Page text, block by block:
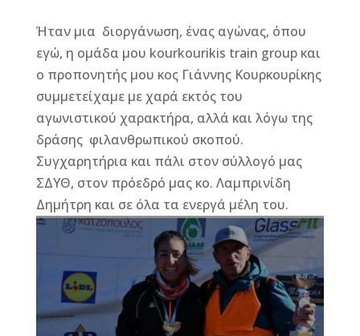
Ήταν μια διοργάνωση, ένας αγώνας, όπου
εγώ, η ομάδα μου kourkourikis train group και
ο προπονητής μου κος Γιάννης Κουρκουρίκης
συμμετείχαμε με χαρά εκτός του
αγωνιστικού χαρακτήρα, αλλά και λόγω της
δράσης φιλανθρωπικού σκοπού.
Συγχαρητήρια και πάλι στον σύλλογό μας
ΣΔΥΘ, στον πρόεδρό μας κο. Λαμπρινίδη
Δημήτρη και σε όλα τα ενεργά μέλη του.